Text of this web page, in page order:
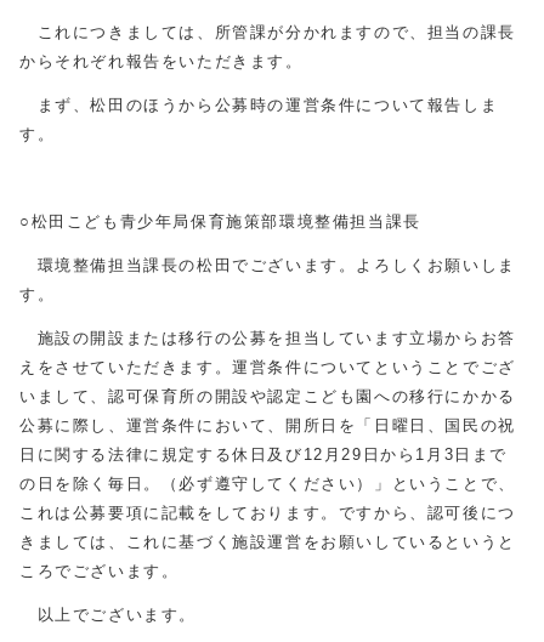
これにつきましては、所管課が分かれますので、担当の課長
からそれぞれ報告をいただきます。
まず、松田のほうから公募時の運営条件について報告しま
す。
○松田こども青少年局保育施策部環境整備担当課長
環境整備担当課長の松田でございます。よろしくお願いしま
す。
施設の開設または移行の公募を担当しています立場からお答
えをさせていただきます。運営条件についてということでござ
いまして、認可保育所の開設や認定こども園への移行にかかる
公募に際し、運営条件において、開所日を「日曜日、国民の祝
日に関する法律に規定する休日及び12月29日から1月3日まで
の日を除く毎日。（必ず遵守してください）」ということで、
これは公募要項に記載をしております。ですから、認可後につ
きましては、これに基づく施設運営をお願いしているというと
ころでございます。
以上でございます。